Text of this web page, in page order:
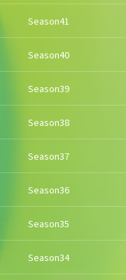
Season41
Season40
Season39
Season38
Season37
Season36
Season35
Season34